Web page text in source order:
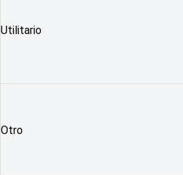
Utilitario
Otro